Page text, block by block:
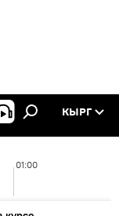
КЫРГ
01:00